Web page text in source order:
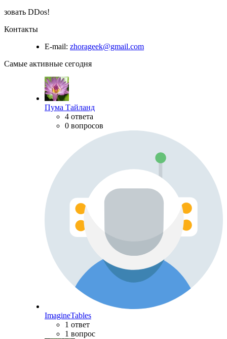
зовать DDos!
Контакты
E-mail: zhorageek@gmail.com
Самые активные сегодня
Пума Тайланд
4 ответа
0 вопросов
ImagineTables
1 ответ
1 вопрос